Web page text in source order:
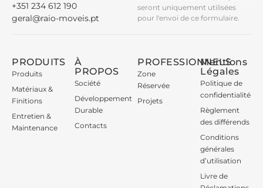
+351 234 612 190
geral@raio-moveis.pt
seront uniquement utilisées
pour l'envoi de ce formulaire.
PRODUITS
Produits
Matériaux &
Finitions
Entretien &
Maintenance
À
PROPOS
Société
Développement
Durable
Contacts
PROFESSIONNELS
Zone
Réservée
Projets
Mentions
Légales
Politique de
confidentialité
Règlement
des différends
Conditions
générales
d’utilisation
Livre de